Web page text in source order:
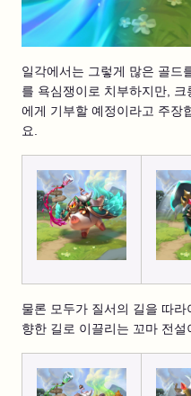
일각에서는 그렇게 많은 골드
를 욕심쟁이로 치부하지만,
에게 기부할 예정이라고 주장
요.
물론 모두가 질서의 길을 따
향한 길로 이끌리는 꼬마 전설